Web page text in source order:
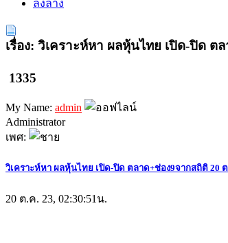
ลงล่าง
เรื่อง: วิเคราะห์หา ผลหุ้นไทย เปิด-ปิด ต
1335
My Name: admin
Administrator
เพศ:
วิเคราะห์หา ผลหุ้นไทย เปิด-ปิด ตลาด+ช่อง9จากสถิติ 20 ต
20 ต.ค. 23, 02:30:51น.